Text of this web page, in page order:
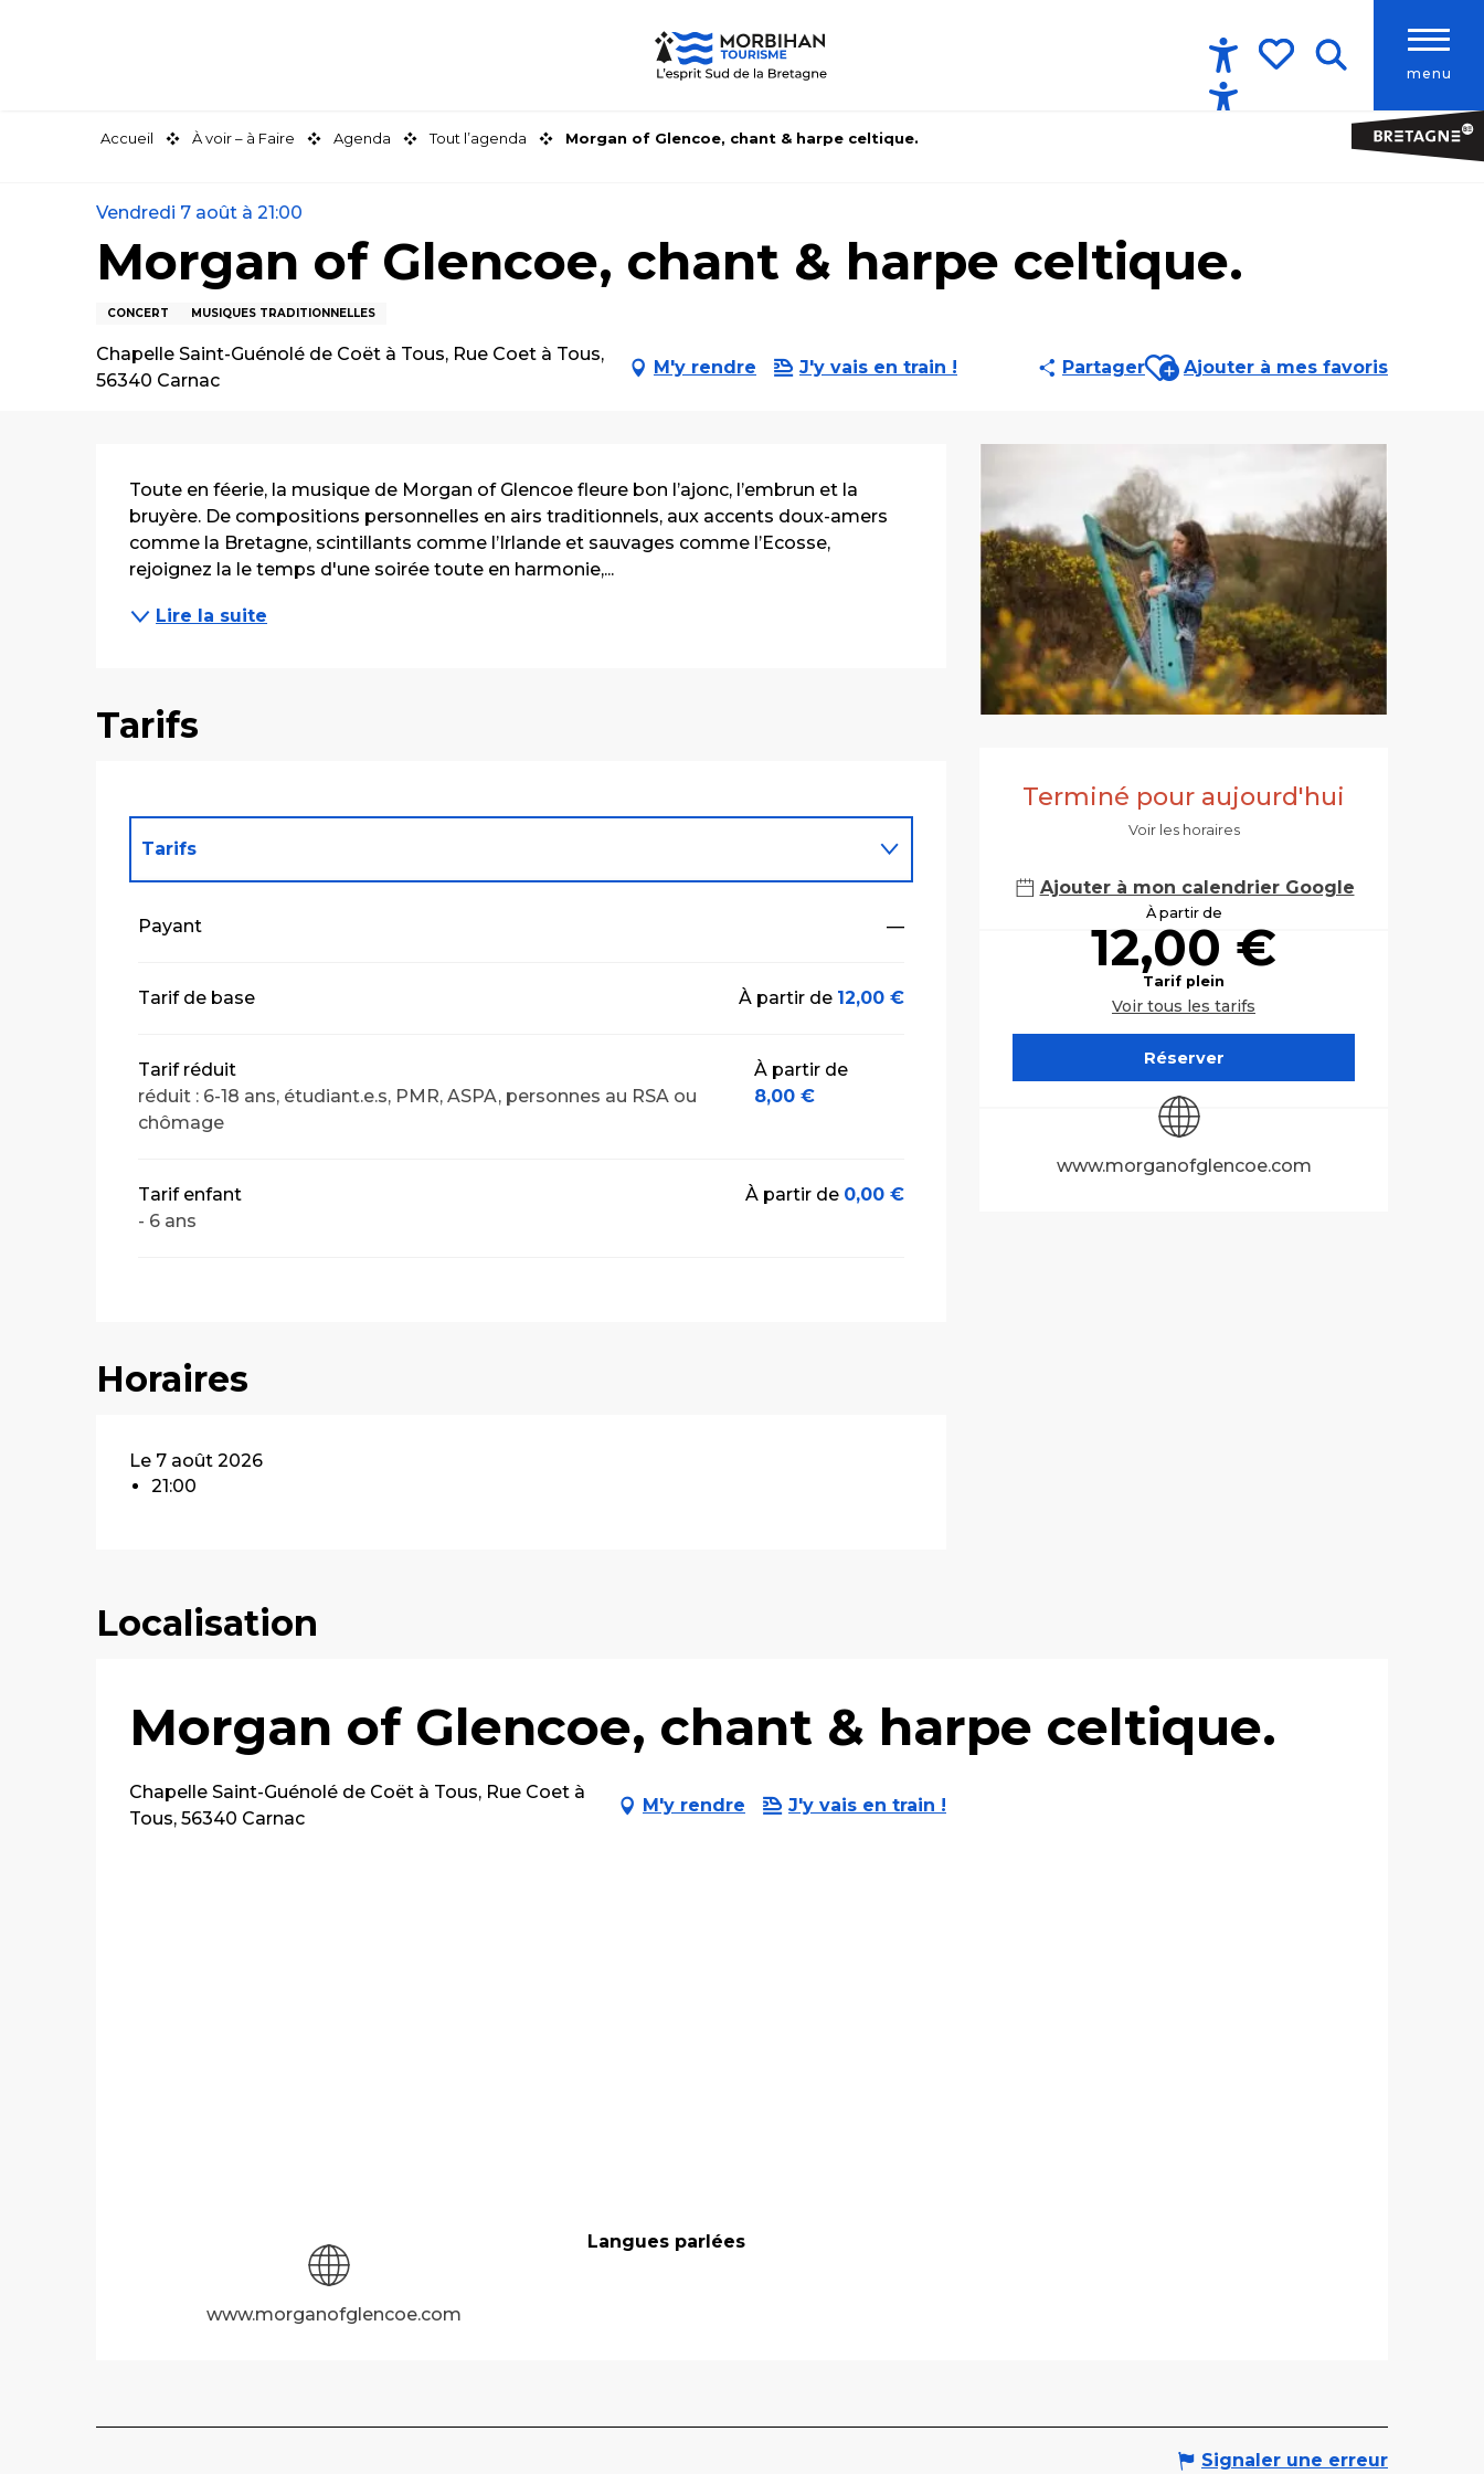
menu
Accessibilité
Accueil À voir – à Faire Agenda Tout l’agenda Morgan of Glencoe, chant & harpe celtique.
Vendredi 7 août à 21:00
Morgan of Glencoe, chant & harpe celtique.
CONCERT MUSIQUES TRADITIONNELLES
Chapelle Saint-Guénolé de Coët à Tous, Rue Coet à Tous,
56340 Carnac
M'y rendre J'y vais en train ! PartagerAjouter aux favoris
Ajouter à mes favoris
Ouverture et
Terminé pour aujourd'hui
Voir les horaires
Ajouter à mon calendrier Google
À partir de
12,00 €
Tarif plein
Voir tous les tarifs
Réserver
www.morganofglencoe.com
Description
Toute en féerie, la musique de Morgan of Glencoe fleure bon l’ajonc, l’embrun et la
bruyère. De compositions personnelles en airs traditionnels, aux accents doux-amers
comme la Bretagne, scintillants comme l’Irlande et sauvages comme l’Ecosse,
rejoignez la le temps d'une soirée toute en harmonie,...
Lire la suite
Tarifs
Tarifs
Payant —
Tarif de base À partir de 12,00 €
Tarif réduit
réduit : 6-18 ans, étudiant.e.s, PMR, ASPA, personnes au RSA ou
chômage
À partir de
8,00 €
Tarif enfant
- 6 ans
À partir de 0,00 €
Horaires
Le 7 août 2026
21:00
Localisation
Morgan of Glencoe, chant & harpe celtique.
Chapelle Saint-Guénolé de Coët à Tous, Rue Coet à
Tous, 56340 Carnac
M'y rendre J'y vais en train !
www.morganofglencoe.com
Langues parlées
Langues parlées
Signaler une erreur